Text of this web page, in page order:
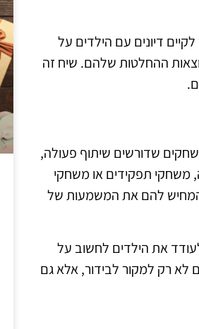
דיונים עם הילדים על
ההחלטות שלהם. שיח זה
שדורשים שיתוף פעולה,
משחקי תפקידים או משחקי
להם את המשמעות של
את הילדים לחשוב על
לא רק למקור לבידור, אלא גם